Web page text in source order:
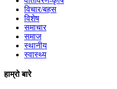
विचार/बहस
विशेष
समाचार
समाज
स्थानीय
स्वास्थ्य
हाम्रो बारे